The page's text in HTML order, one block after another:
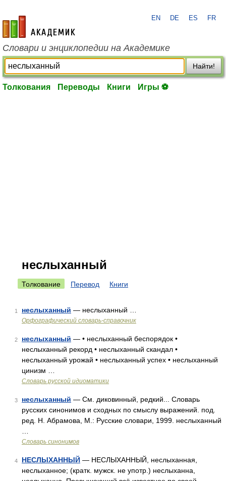
academic.ru
EN DE ES FR
Словари и энциклопедии на Академике
Найти!
Толкования Переводы Книги Игры ⚽
неслыханный
Толкование Перевод Книги
1 неслыханный — неслыханный …
Орфографический словарь-справочник
2 неслыханный — • неслыханный беспорядок •
неслыханный рекорд • неслыханный скандал •
неслыханный урожай • неслыханный успех • неслыханный
цинизм …
Словарь русской идиоматики
3 неслыханный — См. диковинный, редкий... Словарь
русских синонимов и сходных по смыслу выражений. под.
ред. Н. Абрамова, М.: Русские словари, 1999. неслыханный
Словарь синонимов
4 НЕСЛЫХАННЫЙ — НЕСЛЫХАННЫЙ, неслыханная,
неслыханное; (кратк. мужск. не употр.) неслыханна,